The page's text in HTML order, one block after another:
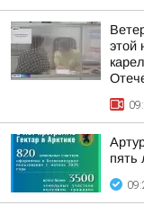
этой
пять